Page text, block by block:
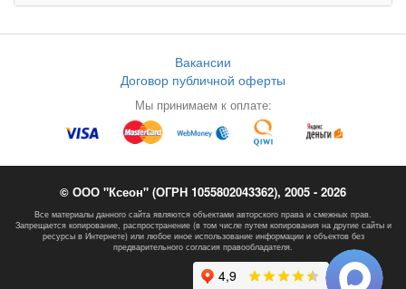
Вакансии
Договор публичной оферты
Мы принимаем к оплате:
© ООО "Ксеон" (ОГРН 1055802043362), 2005 - 2026
Все материалы данного сайта являются объектами авторского права и смежных прав.
Запрещается копирование, распространение (в том числе путем копирования на другие сайты и
ресурсы в Интернете) или любое иное использование информации и объектов без
предварительного согласия правообладателя.